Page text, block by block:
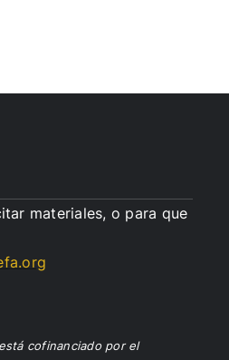
materiales, o para que
cofinanciado por el